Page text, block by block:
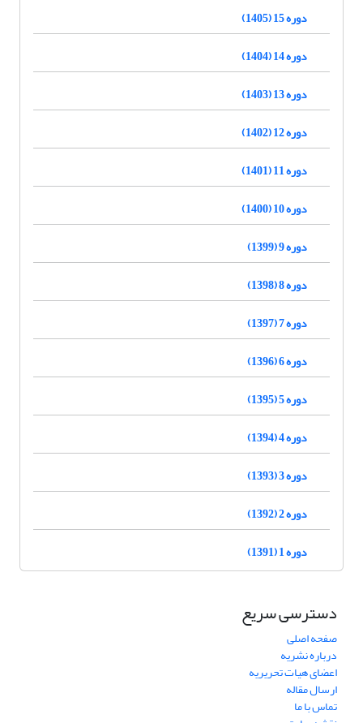
دوره 15 (1405)
دوره 14 (1404)
دوره 13 (1403)
دوره 12 (1402)
دوره 11 (1401)
دوره 10 (1400)
دوره 9 (1399)
دوره 8 (1398)
دوره 7 (1397)
دوره 6 (1396)
دوره 5 (1395)
دوره 4 (1394)
دوره 3 (1393)
دوره 2 (1392)
دوره 1 (1391)
دسترسی سریع
صفحه اصلی
درباره نشریه
اعضای هیات تحریریه
ارسال مقاله
تماس با ما